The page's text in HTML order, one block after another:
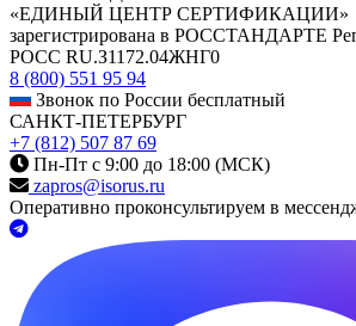
«ЕДИНЫЙ ЦЕНТР СЕРТИФИКАЦИИ»
зарегистрирована в РОССТАНДАРТЕ
РОСС RU.З1172.04ЖНГ0
8 (800) 551 95 94
Звонок по России бесплатный
САНКТ-ПЕТЕРБУРГ
+7 (812) 507 87 69
Пн-Пт с 9:00 до 18:00 (МСК)
zapros@isorus.ru
Оперативно проконсультируем в